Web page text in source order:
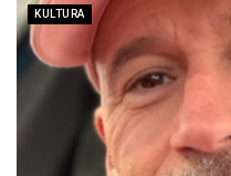
KULTURA